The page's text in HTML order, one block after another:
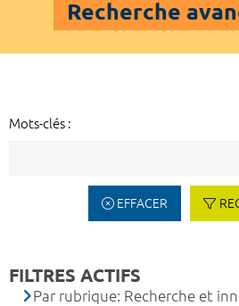
Recherche
Mots-clés :
EFFACER
FILTRES ACTIFS
Par rubrique: Recherche et